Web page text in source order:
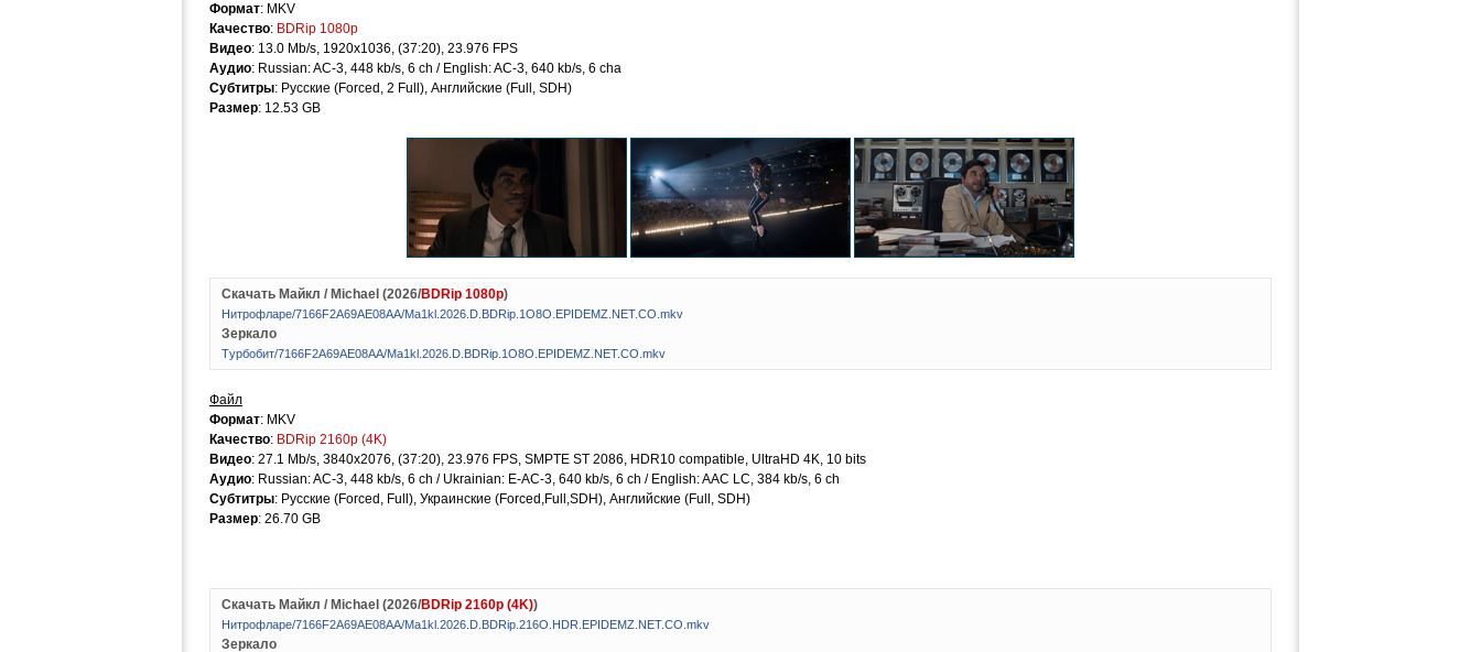
Формат: MKV
Качество: BDRip 1080p
Видео: 13.0 Mb/s, 1920x1036, (37:20), 23.976 FPS
Аудио: Russian: AC-3, 448 kb/s, 6 ch / English: AC-3, 640 kb/s, 6 cha
Субтитры: Русские (Forced, 2 Full), Английские (Full, SDH)
Размер: 12.53 GB
Скачать Майкл / Michael (2026/BDRip 1080p)
Hитpoфлape/7166F2A69AE08AA/Ma1kl.2026.D.BDRip.1O8O.EPIDEMZ.NET.CO.mkv
Зеркало
Tуpбoбит/7166F2A69AE08AA/Ma1kl.2026.D.BDRip.1O8O.EPIDEMZ.NET.CO.mkv
Файл
Формат: MKV
Качество: BDRip 2160p (4K)
Видео: 27.1 Mb/s, 3840x2076, (37:20), 23.976 FPS, SMPTE ST 2086, HDR10 compatible, UltraHD 4K, 10 bits
Аудио: Russian: AC-3, 448 kb/s, 6 ch / Ukrainian: E-AC-3, 640 kb/s, 6 ch / English: AAC LC, 384 kb/s, 6 ch
Субтитры: Русские (Forced, Full), Украинские (Forced,Full,SDH), Английские (Full, SDH)
Размер: 26.70 GB
Скачать Майкл / Michael (2026/BDRip 2160p (4K))
Hитpoфлape/7166F2A69AE08AA/Ma1kl.2026.D.BDRip.216O.HDR.EPIDEMZ.NET.CO.mkv
Зеркало